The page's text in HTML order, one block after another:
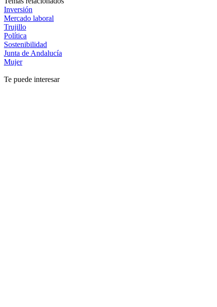
Inversión
Mercado laboral
Trujillo
Política
Sostenibilidad
Junta de Andalucía
Mujer
Te puede interesar